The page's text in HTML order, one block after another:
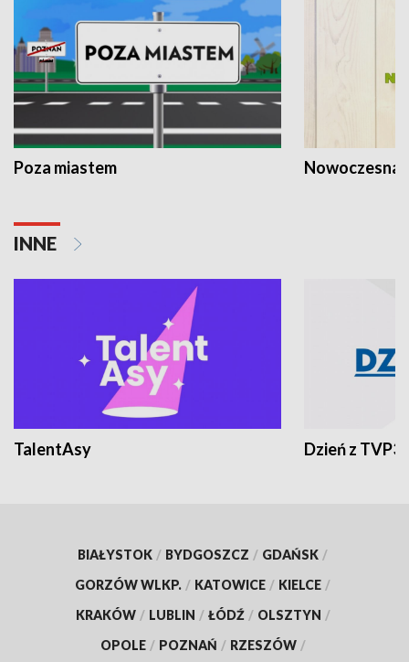
Poza miastem Nowoczesna
INNE
TalentAsy Dzień z TVP3
BIAŁYSTOK / BYDGOSZCZ / GDAŃSK /
GORZÓW WLKP. / KATOWICE / KIELCE /
KRAKÓW / LUBLIN / ŁÓDŹ / OLSZTYN /
OPOLE / POZNAŃ / RZESZÓW /